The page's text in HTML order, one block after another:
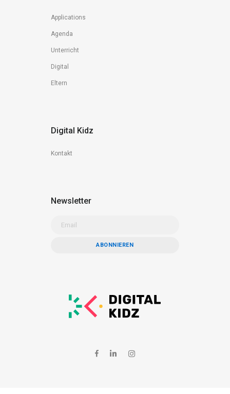
Applications
Agenda
Unterricht
Digital
Eltern
Digital Kidz
Kontakt
Newsletter